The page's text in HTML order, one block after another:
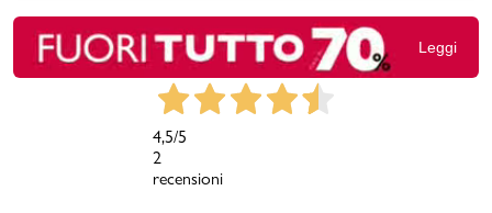
Leggi
4,5/5
2
recensioni